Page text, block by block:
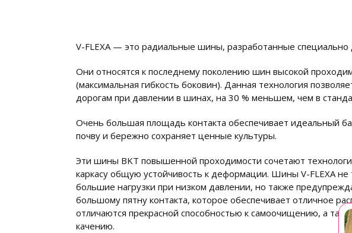
V-FLEXA — это радиальные шины, разработанные специально
Они относятся к последнему поколению шин высокой
(максимальная гибкость боковин). Данная технология
дорогам при давлении в шинах, на 30 % меньшем, чем в
Очень большая площадь контакта обеспечивает идеальный
почву и бережно сохраняет ценные культуры.
Эти шины BKT повышенной проходимости сочетают
каркасу общую устойчивость к деформации. Шины V-FLEXA
большие нагрузки при низком давлении, но также
большому пятну контакта, которое обеспечивает отличное
отличаются прекрасной способностью к самоочищению, а
качению.